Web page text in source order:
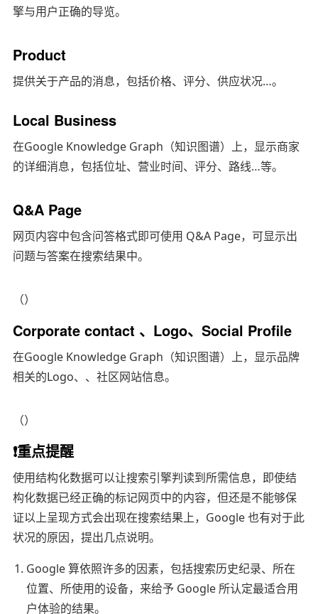
擎与用户正确的导览。
Product
提供关于产品的消息，包括价格、评分、供应状况…。
Local Business
在Google Knowledge Graph（知识图谱）上，显示商家
的详细消息，包括位址、营业时间、评分、路线…等。
Q&A Page
网页内容中包含问答格式即可使用 Q&A Page，可显示出
问题与答案在搜索结果中。
（）
Corporate contact 、Logo、Social Profile
在Google Knowledge Graph（知识图谱）上，显示品牌
相关的Logo、、社区网站信息。
（）
❗️重点提醒
使用结构化数据可以让搜索引擎判读到所需信息，即使结
构化数据已经正确的标记网页中的内容，但还是不能够保
证以上呈现方式会出现在搜索结果上，Google 也有对于此
状况的原因，提出几点说明。
Google 算依照许多的因素，包括搜索历史纪录、所在
位置、所使用的设备，来给予 Google 所认定最适合用
户体验的结果。